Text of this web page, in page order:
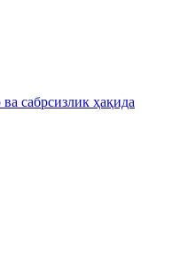
ва сабрсизлик ҳақида